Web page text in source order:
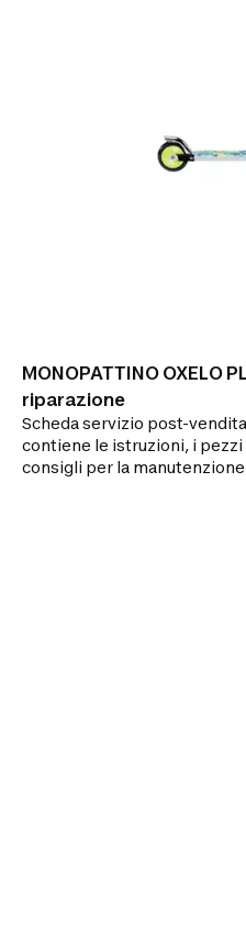
MONOPATTINO OXELO
riparazione
Scheda servizio post-
contiene le istruzioni, i
consigli per la